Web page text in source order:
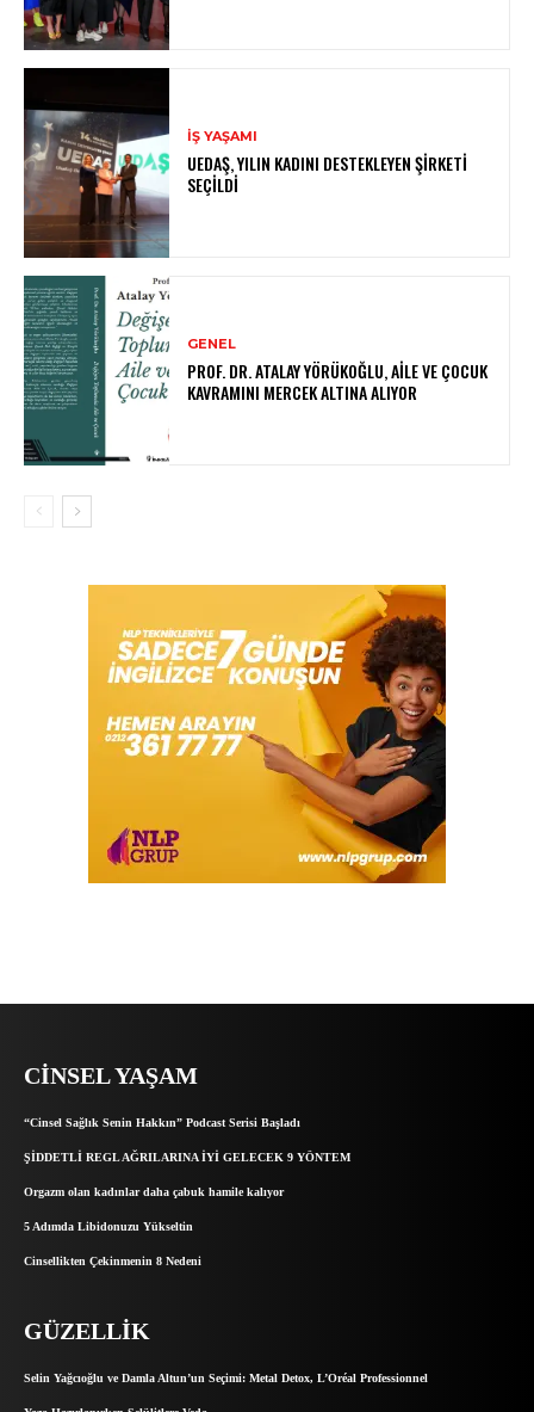
CINSEL YAŞAM
“Cinsel Sağlık Senin Hakkın” Podcast Serisi Başladı
ŞİDDETLİ REGL AĞRILARINA İYİ GELECEK 9 YÖNTEM
Orgazm olan kadınlar daha çabuk hamile kalıyor
5 Adımda Libidonuzu Yükseltin
Cinsellikten Çekinmenin 8 Nedeni
GÜZELLIK
Selin Yağcıoğlu ve Damla Altun’un Seçimi: Metal Detox, L’Oréal Professionnel